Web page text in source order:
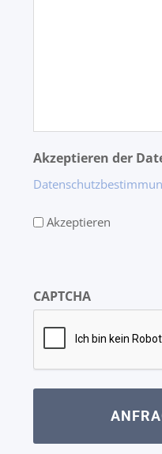
Akzeptieren der
Akzeptieren
CAPTCHA